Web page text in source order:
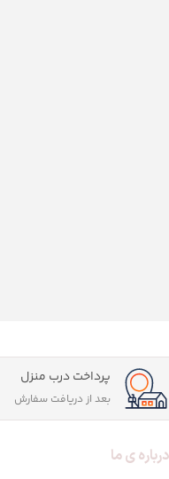
پرداخت درب منزل
بعد از دریافت سفارش
درباره ی ما